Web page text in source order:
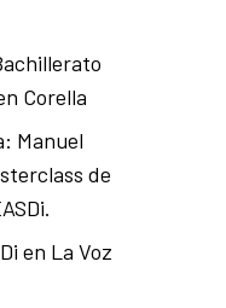
Corella
Manuel
de
en La Voz